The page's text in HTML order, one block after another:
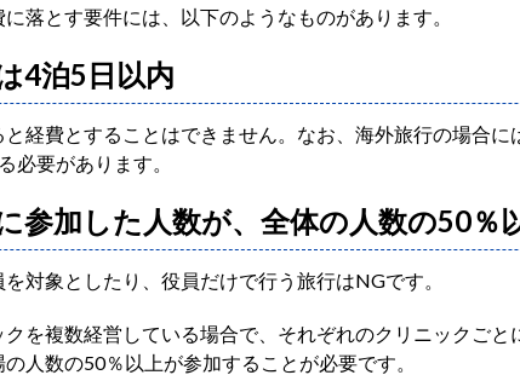
落とす要件には、以下のようなものがあります。
4泊5日以内
経費とすることはできません。なお、海外旅行の場合に
必要があります。
参加した人数が、全体の人数の50％
対象としたり、役員だけで行う旅行はNGです。
を複数経営している場合で、それぞれのクリニックごと
人数の50％以上が参加することが必要です。